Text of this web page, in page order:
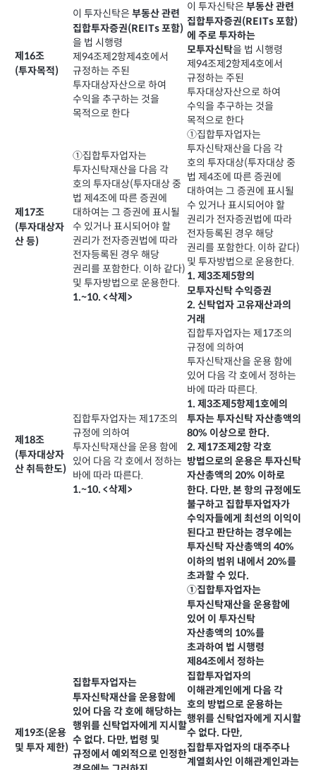
제16조
(투자목적)
이 투자신탁은 부동산 관련
집합투자증권(REITs 포함)
을 법 시행령
제94조제2항제4호에서
규정하는 주된
투자대상자산으로 하여
수익을 추구하는 것을
목적으로 한다
이 투자신탁은 부동산 관련
집합투자증권(REITs 포함)
에 주로 투자하는
모투자신탁을 법 시행령
제94조제2항제4호에서
규정하는 주된
투자대상자산으로 하여
수익을 추구하는 것을
목적으로 한다
제17조
(투자대상자
산 등)
①집합투자업자는
투자신탁재산을 다음 각
호의 투자대상(투자대상 중
법 제4조에 따른 증권에
대하여는 그 증권에 표시될
수 있거나 표시되어야 할
권리가 전자증권법에 따라
전자등록된 경우 해당
권리를 포함한다. 이하 같다)
및 투자방법으로 운용한다.
1.~10. <삭제>
①집합투자업자는
투자신탁재산을 다음 각
호의 투자대상(투자대상 중
법 제4조에 따른 증권에
대하여는 그 증권에 표시될
수 있거나 표시되어야 할
권리가 전자증권법에 따라
전자등록된 경우 해당
권리를 포함한다. 이하 같다)
및 투자방법으로 운용한다.
1. 제3조제5항의
모투자신탁 수익증권
2. 신탁업자 고유재산과의
거래
제18조
(투자대상자
산 취득한도)
집합투자업자는 제17조의
규정에 의하여
투자신탁재산을 운용 함에
있어 다음 각 호에서 정하는
바에 따라 따른다.
1.~10. <삭제>
집합투자업자는 제17조의
규정에 의하여
투자신탁재산을 운용 함에
있어 다음 각 호에서 정하는
바에 따라 따른다.
1. 제3조제5항제1호에의
투자는 투자신탁 자산총액의
80% 이상으로 한다.
2. 제17조제2항 각호
방법으로의 운용은 투자신탁
자산총액의 20% 이하로
한다. 다만, 본 항의 규정에도
불구하고 집합투자업자가
수익자들에게 최선의 이익이
된다고 판단하는 경우에는
투자신탁 자산총액의 40%
이하의 범위 내에서 20%를
초과할 수 있다.
제19조(운용
및 투자 제한)
집합투자업자는
투자신탁재산을 운용함에
있어 다음 각 호에 해당하는
행위를 신탁업자에게 지시할
수 없다. 다만, 법령 및
규정에서 예외적으로 인정한
①집합투자업자는
투자신탁재산을 운용함에
있어 이 투자신탁
자산총액의 10%를
초과하여 법 시행령
제84조에서 정하는
집합투자업자의
이해관계인에게 다음 각
호의 방법으로 운용하는
행위를 신탁업자에게 지시할
수 없다. 다만,
집합투자업자의 대주주나
계열회사인 이해관계인과는